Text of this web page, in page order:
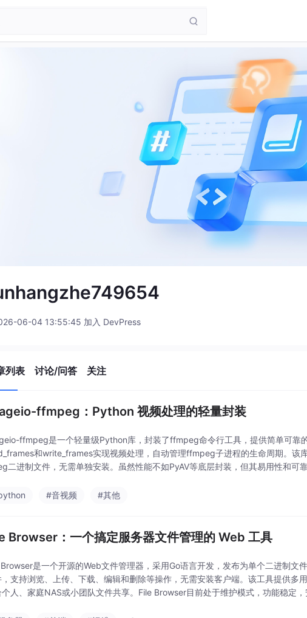
06-04 13:55:45 加入 DevPress
列表 讨论/问答 关注
ffmpeg：Python 视频处理的轻量封装
ffmpeg是一个轻量级Python库，封装了ffmpeg命令行工具，提供简单可靠
和write_frames实现视频处理，自动管理ffmpeg子进程的生命周期。
二进制文件，无需单独安装。虽然性能不如PyAV等底层封装，但其易用性和可
#音视频 #其他
Browser：一个搞定服务器文件管理的 Web 工具
是一个开源的Web文件管理器，采用Go语言开发，发布为单个二进制文
，支持浏览、上传、下载、编辑和删除等操作，无需安装客户端。该工具提供多
个人、家庭NAS或小团队文件共享。File Browser目前处于维护模式，功能稳定